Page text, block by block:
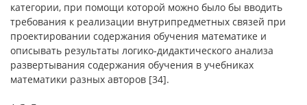
категории, при помощи которой можно было бы вводить
требования к реализации внутрипредметных связей при
проектировании содержания обучения математике и
описывать результаты логико-дидактического анализа
развертывания содержания обучения в учебниках
математики разных авторов [34].